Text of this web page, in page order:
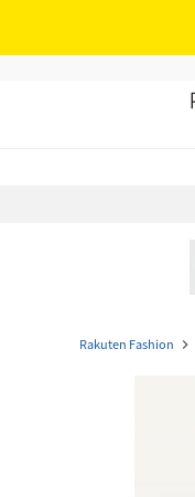
Rakuten Fashion navigate_next